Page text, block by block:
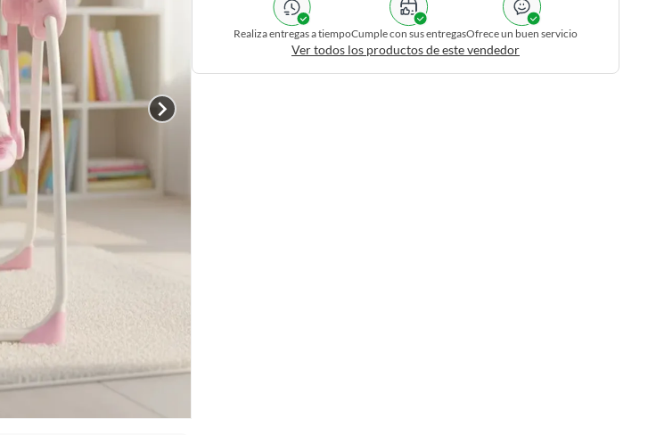
Realiza entregas a tiempoCumple con sus entregasOfrece un buen servicio
Ver todos los productos de este vendedor